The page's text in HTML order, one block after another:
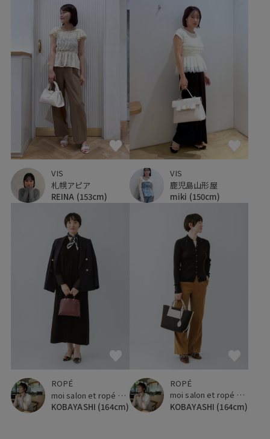
VIS
札幌アピア
REINA (153cm)
VIS
鹿児島山形屋
miki (150cm)
ROPÉ
moi salon et ropé 横浜高島屋
KOBAYASHI (164cm)
ROPÉ
moi salon et ropé 横浜高島屋
KOBAYASHI (164cm)